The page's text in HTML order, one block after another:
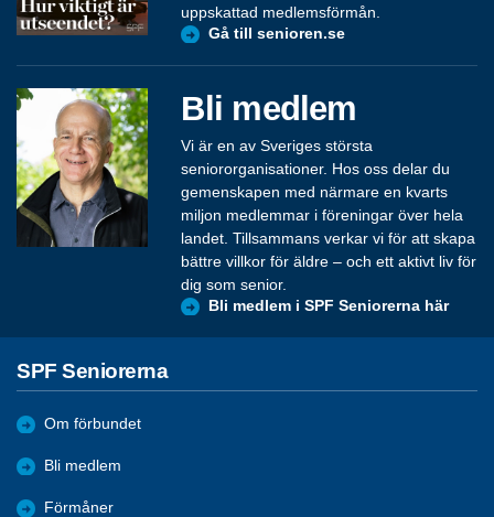
uppskattad medlemsförmån.
Gå till senioren.se
Bli medlem
Vi är en av Sveriges största
seniororganisationer. Hos oss delar du
gemenskapen med närmare en kvarts
miljon medlemmar i föreningar över hela
landet. Tillsammans verkar vi för att skapa
bättre villkor för äldre – och ett aktivt liv för
dig som senior.
Bli medlem i SPF Seniorerna här
SPF Seniorerna
Om förbundet
Bli medlem
Förmåner